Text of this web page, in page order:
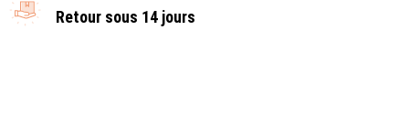
Retour sous 14 jours